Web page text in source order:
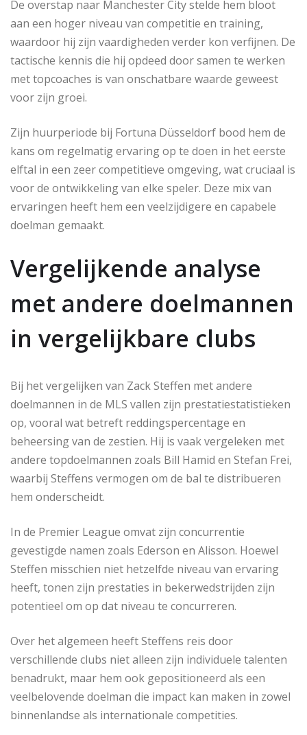
De overstap naar Manchester City stelde hem bloot
aan een hoger niveau van competitie en training,
waardoor hij zijn vaardigheden verder kon verfijnen. De
tactische kennis die hij opdeed door samen te werken
met topcoaches is van onschatbare waarde geweest
voor zijn groei.
Zijn huurperiode bij Fortuna Düsseldorf bood hem de
kans om regelmatig ervaring op te doen in het eerste
elftal in een zeer competitieve omgeving, wat cruciaal is
voor de ontwikkeling van elke speler. Deze mix van
ervaringen heeft hem een veelzijdigere en capabele
doelman gemaakt.
Vergelijkende analyse
met andere doelmannen
in vergelijkbare clubs
Bij het vergelijken van Zack Steffen met andere
doelmannen in de MLS vallen zijn prestatiestatistieken
op, vooral wat betreft reddingspercentage en
beheersing van de zestien. Hij is vaak vergeleken met
andere topdoelmannen zoals Bill Hamid en Stefan Frei,
waarbij Steffens vermogen om de bal te distribueren
hem onderscheidt.
In de Premier League omvat zijn concurrentie
gevestigde namen zoals Ederson en Alisson. Hoewel
Steffen misschien niet hetzelfde niveau van ervaring
heeft, tonen zijn prestaties in bekerwedstrijden zijn
potentieel om op dat niveau te concurreren.
Over het algemeen heeft Steffens reis door
verschillende clubs niet alleen zijn individuele talenten
benadrukt, maar hem ook gepositioneerd als een
veelbelovende doelman die impact kan maken in zowel
binnenlandse als internationale competities.